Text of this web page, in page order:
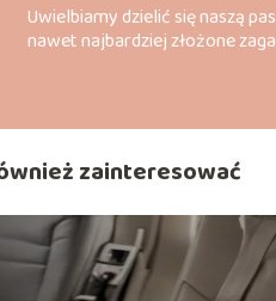
Uwielbiamy dzielić się naszą
nawet najbardziej złożone
zainteresować